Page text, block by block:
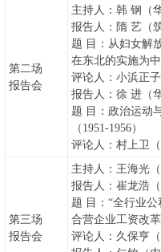
第二场
报告会
主持人：韩 钢（
报告人：隋 艺（
题 目：从妇女解
在东北的实施为
评论人：小浜正子
报告人：徐 进（
题 目：政治运动
（1951-1956）
评论人：村上卫（
第三场
报告会
主持人：王海光
报告人：崔龙浩
题 目：“全行业
合营企业工资改
评论人：久保亨（